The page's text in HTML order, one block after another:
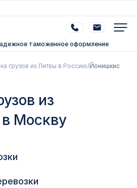
таможенное оформление
грузов из Литвы в Россию/Йонишкис
из
Москву